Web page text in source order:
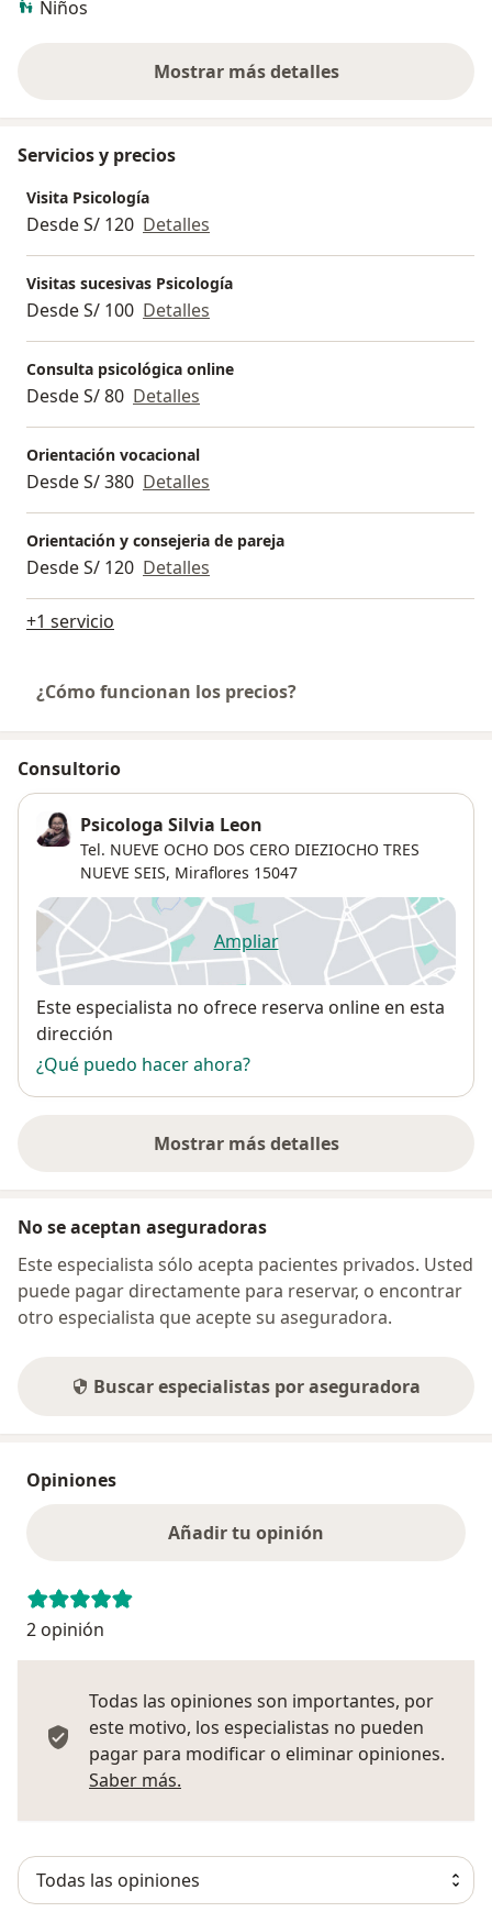
Niños
Mostrar más detalles
sobre la experiencia
Servicios y precios
Visita Psicología
Desde S/ 120 Detalles
Visitas sucesivas Psicología
Desde S/ 100 Detalles
Consulta psicológica online
Desde S/ 80 Detalles
Orientación vocacional
Desde S/ 380 Detalles
Orientación y consejeria de pareja
Desde S/ 120 Detalles
+1 servicio
¿Cómo funcionan los precios?
Consultorio
Psicologa Silvia Leon
Tel. NUEVE OCHO DOS CERO DIEZIOCHO TRES
NUEVE SEIS, Miraflores 15047
Ampliarse abre en una nueva
Disponibilidad
Este especialista no ofrece reserva online en esta
dirección
¿Qué puedo hacer ahora?
Mostrar más detalles
sobre la dirección
No se aceptan aseguradoras
Este especialista sólo acepta pacientes privados. Usted
puede pagar directamente para reservar, o encontrar
otro especialista que acepte su aseguradora.
Buscar especialistas por aseguradora
Opiniones
Añadir tu opinión
2 opinión
Todas las opiniones son importantes, por
este motivo, los especialistas no pueden
pagar para modificar o eliminar opiniones.
Saber más.